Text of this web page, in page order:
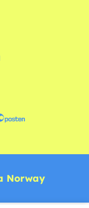
Norway